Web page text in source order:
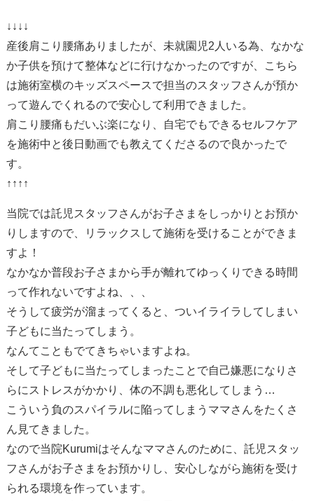
↓↓↓↓
産後肩こり腰痛ありましたが、未就園児2人いる為、なかな
か子供を預けて整体などに行けなかったのですが、こちら
は施術室横のキッズスペースで担当のスタッフさんが預か
って遊んでくれるので安心して利用できました。
肩こり腰痛もだいぶ楽になり、自宅でもできるセルフケア
を施術中と後日動画でも教えてくださるので良かったで
す。
↑↑↑↑
当院では託児スタッフさんがお子さまをしっかりとお預か
りしますので、リラックスして施術を受けることができま
すよ！
なかなか普段お子さまから手が離れてゆっくりできる時間
って作れないですよね、、、
そうして疲労が溜まってくると、ついイライラしてしまい
子どもに当たってしまう。
なんてこともでてきちゃいますよね。
そして子どもに当たってしまったことで自己嫌悪になりさ
らにストレスがかかり、体の不調も悪化してしまう…
こういう負のスパイラルに陥ってしまうママさんをたくさ
ん見てきました。
なので当院Kurumiはそんなママさんのために、託児スタッ
フさんがお子さまをお預かりし、安心しながら施術を受け
られる環境を作っています。